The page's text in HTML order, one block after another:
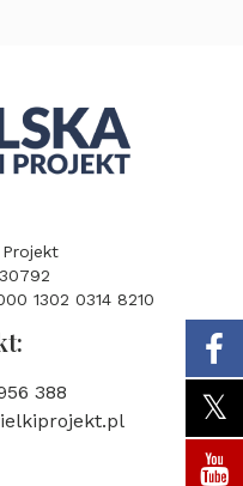
1302 0314 8210
388